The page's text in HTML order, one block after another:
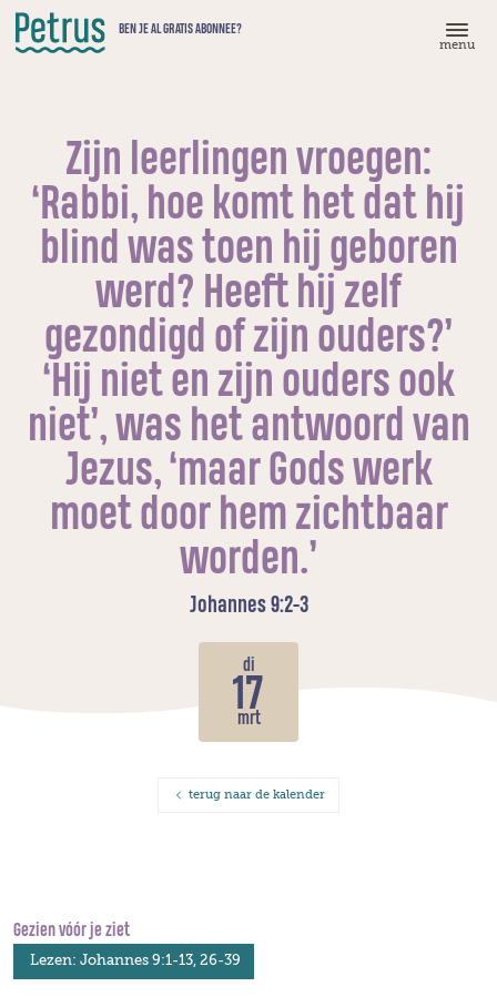
Doorgaan
naar
hoofdinhoud
BEN JE AL GRATIS ABONNEE?
menu
Zijn leerlingen vroegen:
‘Rabbi, hoe komt het dat hij
blind was toen hij geboren
werd? Heeft hij zelf
gezondigd of zijn ouders?’
‘Hij niet en zijn ouders ook
niet’, was het antwoord van
Jezus, ‘maar Gods werk
moet door hem zichtbaar
worden.’
Johannes 9:2-3
di
17
mrt
terug naar de kalender
Gezien vóór je ziet
Lezen: Johannes 9:1-13, 26-39